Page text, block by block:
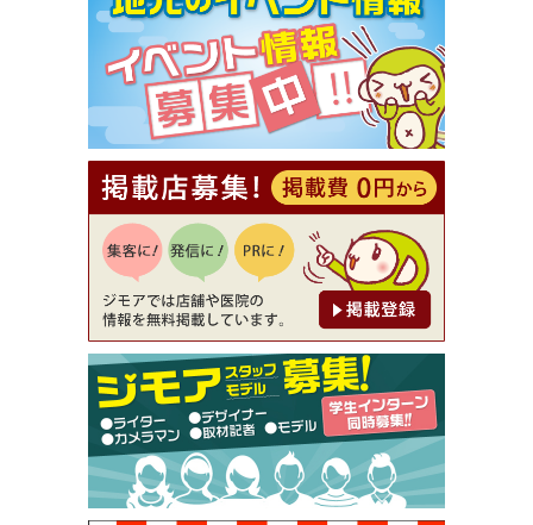
【ジモア限定①】初回割引 特価 VIO脱毛11,000円
⇒8,800円（メンズ専門ワックス脱毛サロン Mickle
（ミックル））
[有効期限]2026年9月30日
【ジモア読者特典2】コース 3,500円→3,000円（料
理5品+2時間飲み放題）（創作イタリアン Pia Cu
ore（ピアクオーレ））
[有効期限]2026年9月30日
【ジモア読者特典1】料理全品20％OFF ※18時以
降（創作イタリアン Pia Cuore（ピアクオーレ））
[有効期限]2026年9月30日
【ジモア限定②】初回割引 特価 鼻毛脱毛 半額 2,2
00円⇒1,100円（メンズ専門ワックス脱毛サロン Mi
ckle（ミックル））
[有効期限]2026年9月30日
【ジモア限定特典①】まつ毛カール 3,850円→ 2,7
50円（Premiere（プルミエール））
[有効期限]2026年9月30日
焼き餃子 一皿サービス（餃子酒場たっちゃん 西
早稲田店）
[有効期限]2026年9月30日